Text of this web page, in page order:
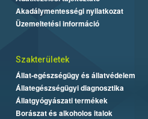
Akadálymentességi nyilatkozat
Üzemeltetési információ
Szakterületek
Állat-egészségügy és állatvédelem
Állategészségügyi diagnosztika
Állatgyógyászati termékek
Borászat és alkoholos italok